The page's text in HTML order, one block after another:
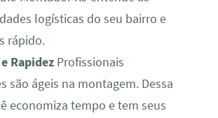
logísticas do seu bairro e
rápido.
Rapidez Profissionais
são ágeis na montagem. Dessa
economiza tempo e tem seus